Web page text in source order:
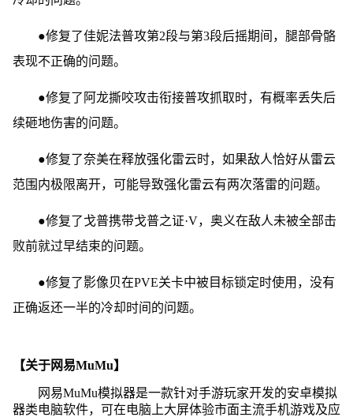
●修复了佳妮法普攻第2段与第3段后摇期间，腿部骨骼
表现不正确的问题。
●修复了阿龙撕咬攻击衔接普攻抓取时，有概率丢失后
续砸地伤害的问题。
●修复了奈美在释放强化雷云时，如果敌人恰好从雷云
范围内极限离开，可能导致强化雷云有两次落雷的问题。
●修复了戈普携带戈普之证·V，奥义在敌人未被全部击
败前就过早结束的问题。
●修复了影像贝在PVE关卡中被目标锁定时使用，没有
正确返还一半的冷却时间的问题。
【关于网易MuMu】
网易MuMu模拟器是一款针对手游玩家开发的安卓模拟
器类电脑软件，可在电脑上大屏体验市面主流手机游戏及应